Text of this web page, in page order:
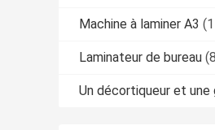
Machine à laminer A3
Laminateur de bureau
Un décortiqueur et une